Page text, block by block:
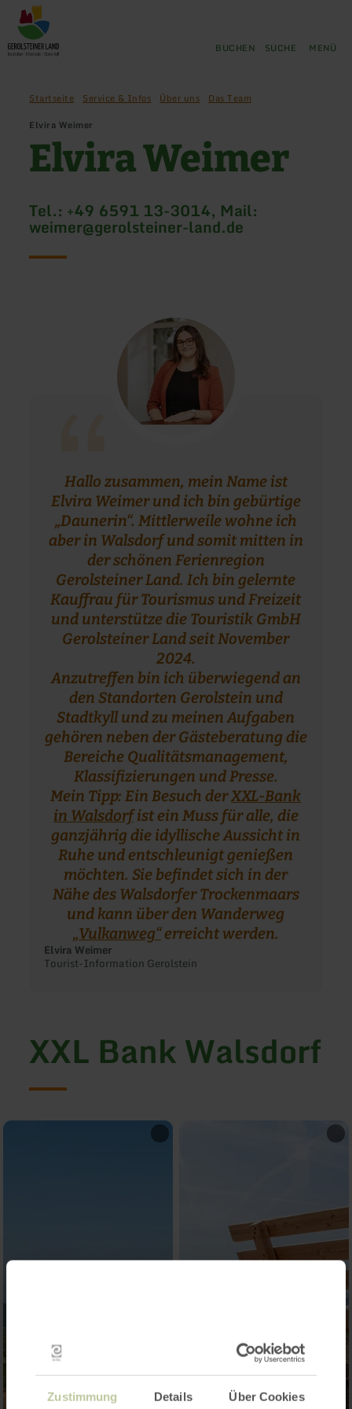
Zustimmung Details Über Cookies
Zurück
zur
Startseite
BUCHEN SUCHE MENÜ
Startseite Service & Infos Über uns
Das Team
Elvira Weimer
Elvira Weimer
Tel.: +49 6591 13-3014, Mail:
weimer@gerolsteiner-land.de
“
Hallo zusammen, mein Name ist
Elvira Weimer und ich bin gebürtige
„Daunerin“. Mittlerweile wohne ich
aber in Walsdorf und somit mitten in
der schönen Ferienregion
Gerolsteiner Land. Ich bin gelernte
Kauffrau für Tourismus und Freizeit
und unterstütze die Touristik GmbH
Gerolsteiner Land seit November
2024.
Anzutreffen bin ich überwiegend an
den Standorten Gerolstein und
Stadtkyll und zu meinen Aufgaben
gehören neben der Gästeberatung die
Bereiche Qualitätsmanagement,
Klassifizierungen und Presse.
Mein Tipp: Ein Besuch derXXL-Bank
in Walsdorfist ein Muss für alle, die
ganzjährig die idyllische Aussicht in
Ruhe und entschleunigt genießen
möchten. Sie befindet sich in der
Nähe des Walsdorfer Trockenmaars
und kann über den Wanderweg
„Vulkanweg“erreicht werden.
Elvira Weimer
Tourist-Information Gerolstein
XXL Bank Walsdorf